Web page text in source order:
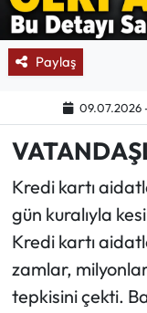
Paylaş
09.07.2026
Kredi kartı
gün kuralıyla
Kredi kartı
zamlar,
tepkisini çekti.
Karikatür
BIK
ASTROLOJİ
Spor Yazıları
Mektup
Ekonomi
Sağlık